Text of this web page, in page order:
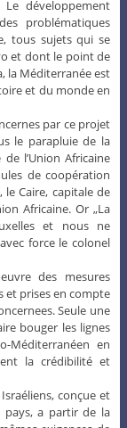
développement
problématiques
tous sujets qui se
et dont le point de
la Méditerranée est
et du monde en
par ce projet
le parapluie de la
l’Union Africaine
de coopération
le Caire, capitale de
Africaine. Or „La
et nous ne
force le colonel
des mesures
et prises en compte
Seule une
bouger les lignes
Méditerranéen en
la crédibilité et
conçue et
a partir de la